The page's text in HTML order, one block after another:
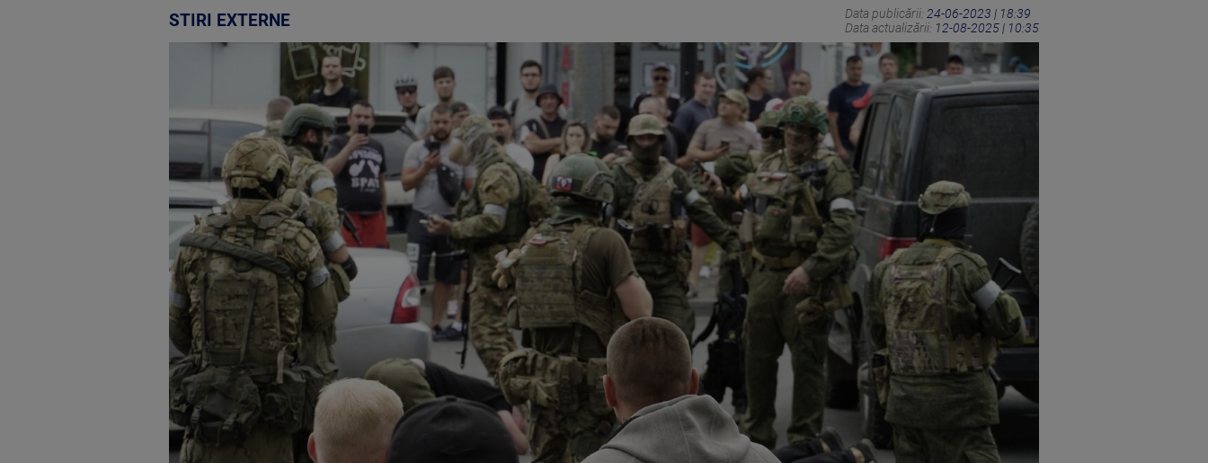
STIRI EXTERNE Data publicării: 24-06-2023 | 18:39
Data actualizării: 12-08-2025 | 10:35